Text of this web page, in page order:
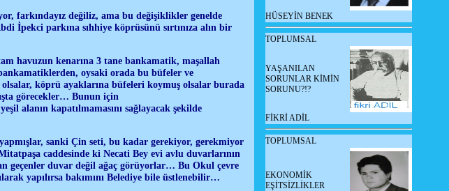
farkındayız değiliz, ama bu değişiklikler genelde
parkına sıhhiye köprüsünü sırtınıza alın bir
havuzun kenarına 3 tane bankamatik, maşallah
oysaki orada bu büfeler ve
köprü ayaklarına büfeleri koymuş olsalar burada
görecekler… Bunun için
alanın kapatılmamasını sağlayacak şekilde
sanki Çin seti, bu kadar gerekiyor, gerekmiyor
caddesinde ki Necati Bey evi avlu duvarlarının
geçenler duvar değil ağaç görüyorlar… Bu Okul çevre
yapılırsa bakımını Belediye bile üstlenebilir…
HÜSEYİN BENEK
TOPLUMSAL
YAŞANILAN
SORUNLAR KİMİN
SORUNU?!?
FİKRİ ADİL
TOPLUMSAL
EKONOMİK
EŞİTSİZLİKLER